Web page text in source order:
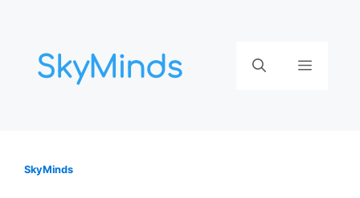
contenu
Menu
SkyMinds